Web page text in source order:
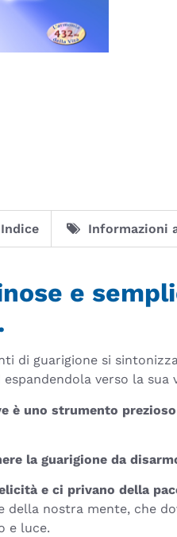
Indice Informazioni
e
di guarigione si
espandendola verso la
è uno strumento
la guarigione da
e ci privano della
nostra mente, che
e luce.